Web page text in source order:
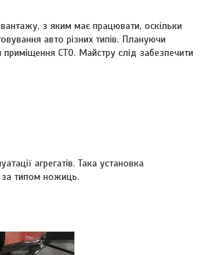
з яким має працювати, оскільки
авто різних типів. Плануючи
СТО. Майстру слід забезпечити
агрегатів. Така установка
за типом ножиць.